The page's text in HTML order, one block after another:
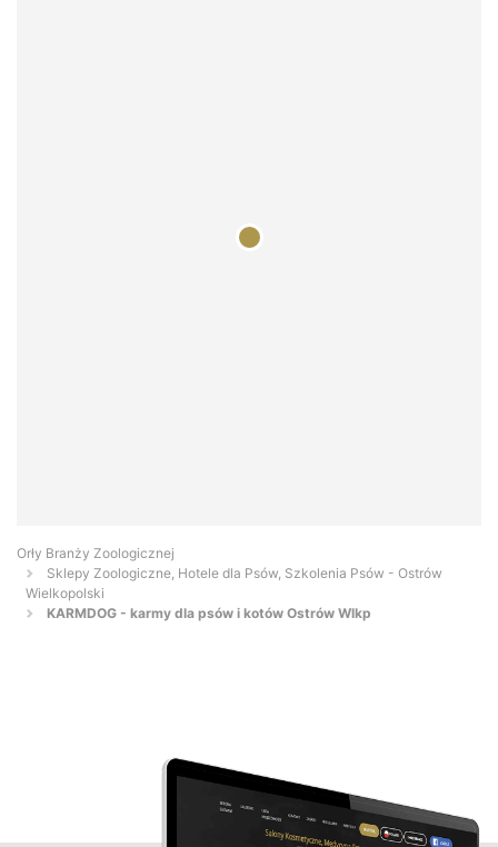
Orły Branży Zoologicznej
Sklepy Zoologiczne, Hotele dla Psów, Szkolenia Psów - Ostrów
Wielkopolski
KARMDOG - karmy dla psów i kotów Ostrów Wlkp